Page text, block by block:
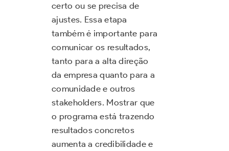
certo ou se precisa de
ajustes. Essa etapa
também é importante para
comunicar os resultados,
tanto para a alta direção
da empresa quanto para a
comunidade e outros
stakeholders. Mostrar que
o programa está trazendo
resultados concretos
aumenta a credibilidade e